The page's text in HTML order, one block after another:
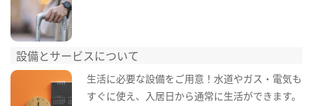
設備とサービスについて
生活に必要な設備をご用意！水道やガス・電気も
すぐに使え、入居日から通常に生活ができます。